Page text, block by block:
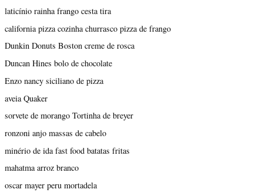
laticínio rainha frango cesta tira
california pizza cozinha churrasco pizza de frango
Dunkin Donuts Boston creme de rosca
Duncan Hines bolo de chocolate
Enzo nancy siciliano de pizza
aveia Quaker
sorvete de morango Tortinha de breyer
ronzoni anjo massas de cabelo
minério de ida fast food batatas fritas
mahatma arroz branco
oscar mayer peru mortadela